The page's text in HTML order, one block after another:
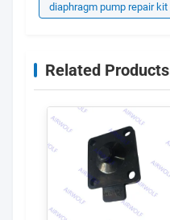
diaphragm pump repair kit
Related Products